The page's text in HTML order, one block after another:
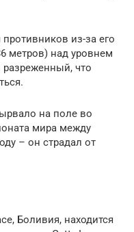
из-за его
метров) над уровнем
разреженный, что
на поле во
мира между
– он страдал от
Боливия, находится